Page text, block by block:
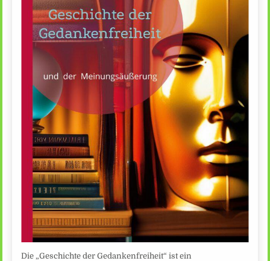
Die „Geschichte der Gedankenfreiheit“ ist ein